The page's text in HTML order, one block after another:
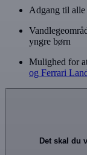
Adgang til alle
yngre børn
Mulighed for
og Ferrari
Det skal du